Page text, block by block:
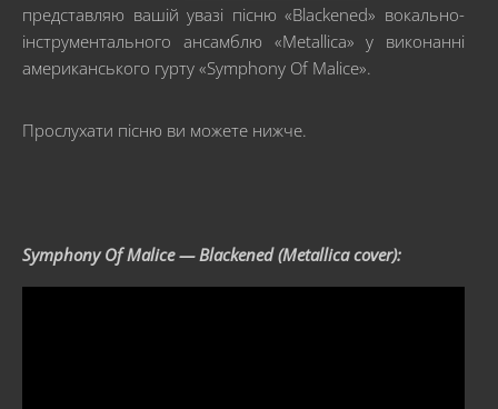
представляю вашій увазі пісню «Blackened» вокально-
інструментального ансамблю «Metallica» у виконанні
американського гурту «Symphony Of Malice».
Прослухати пісню ви можете нижче.
Symphony Of Malice — Blackened (Metallica cover):